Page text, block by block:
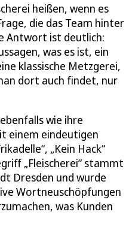
heißen, wenn es
die das Team hinter
Antwort ist deutlich:
was es ist, ein
klassische Metzgerei,
dort auch findet, nur
wie ihre
einem eindeutigen
„Kein Hack“
„Fleischerei“ stammt
Dresden und wurde
Wortneuschöpfungen
was Kunden